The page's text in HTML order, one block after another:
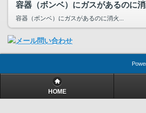
容器（ボンベ）にガスがあるのに
容器（ボンベ）にガスがあるのに消火...
HOME